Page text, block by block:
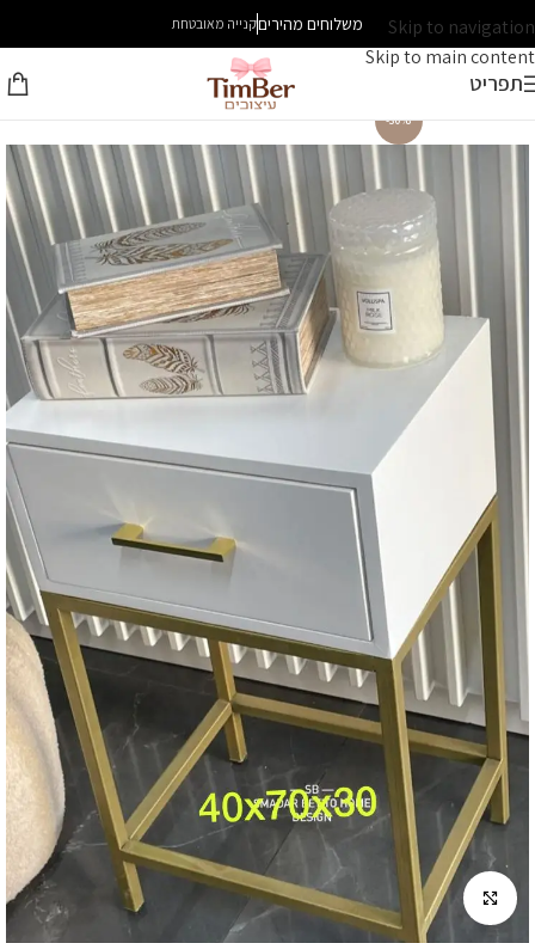
Skip to navigation
Skip to main content
משלוחים מהיריםקנייה מאובטחת
תפריט
-30%
לחץ להגדלה